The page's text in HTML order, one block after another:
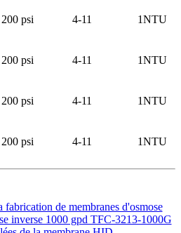
200 psi 4-11 1NTU
200 psi 4-11 1NTU
200 psi 4-11 1NTU
200 psi 4-11 1NTU